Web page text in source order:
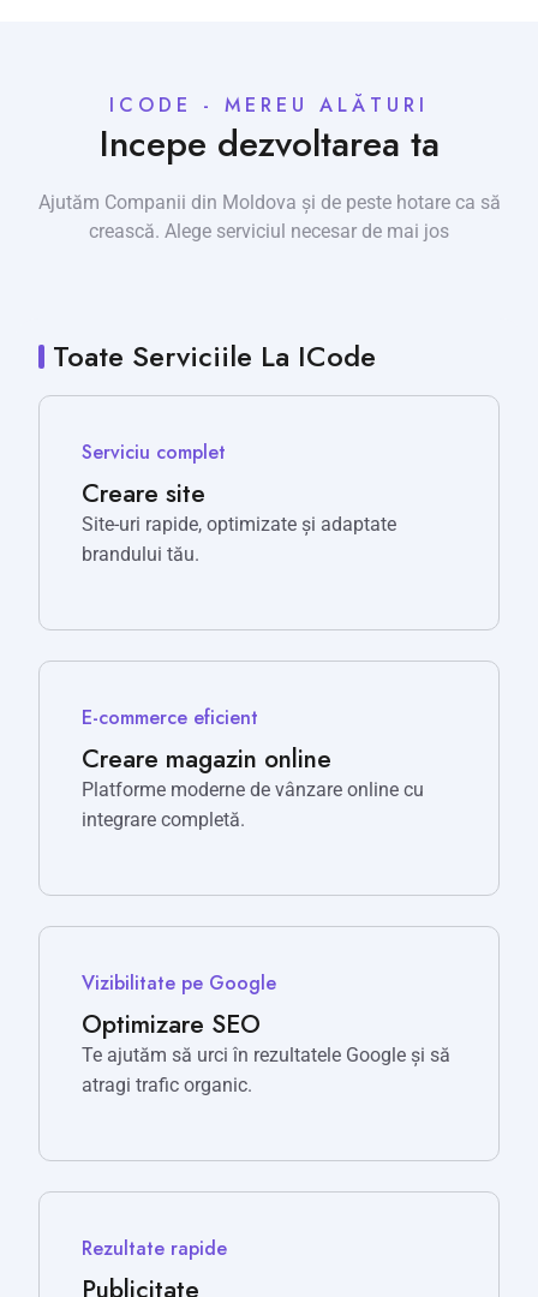
ICODE - MEREU ALĂTURI
Incepe dezvoltarea ta
Ajutăm Companii din Moldova și de peste hotare ca să
crească. Alege serviciul necesar de mai jos
Toate Serviciile La ICode
Serviciu complet
Creare site
Site-uri rapide, optimizate și adaptate
brandului tău.
E-commerce eficient
Creare magazin online
Platforme moderne de vânzare online cu
integrare completă.
Vizibilitate pe Google
Optimizare SEO
Te ajutăm să urci în rezultatele Google și să
atragi trafic organic.
Rezultate rapide
Publicitate